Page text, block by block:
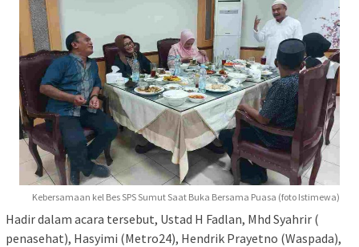
Kebersamaan kel Bes SPS Sumut Saat Buka Bersama Puasa (foto Istimewa)
Hadir dalam acara tersebut, Ustad H Fadlan, Mhd Syahrir (
penasehat), Hasyimi (Metro24), Hendrik Prayetno (Waspada),